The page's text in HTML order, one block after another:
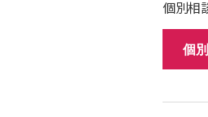
個別相
個